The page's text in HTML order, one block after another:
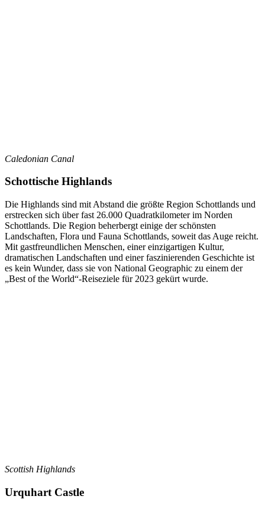
Caledonian Canal
Schottische Highlands
Die Highlands sind mit Abstand die größte Region Schottlands und
erstrecken sich über fast 26.000 Quadratkilometer im Norden
Schottlands. Die Region beherbergt einige der schönsten
Landschaften, Flora und Fauna Schottlands, soweit das Auge reicht.
Mit gastfreundlichen Menschen, einer einzigartigen Kultur,
dramatischen Landschaften und einer faszinierenden Geschichte ist
es kein Wunder, dass sie von National Geographic zu einem der
„Best of the World“-Reiseziele für 2023 gekürt wurde.
Scottish Highlands
Urquhart Castle